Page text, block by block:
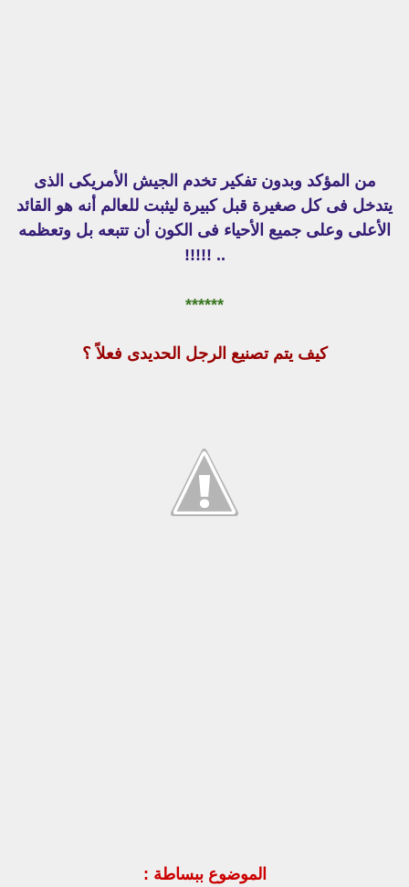
من المؤكد وبدون تفكير تخدم الجيش الأمريكى الذى
يتدخل فى كل صغيرة قبل كبيرة ليثبت للعالم أنه هو القائد
الأعلى وعلى جميع الأحياء فى الكون أن تتبعه بل وتعظمه
.. !!!!!
******
كيف يتم تصنيع الرجل الحديدى فعلاً ؟
الموضوع ببساطة :